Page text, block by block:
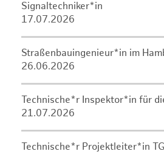
Signaltechniker*in
17.07.2026
Straßenbauingenieur*in im
26.06.2026
Technische*r Inspektor*in für
21.07.2026
Technische*r Projektleiter*in